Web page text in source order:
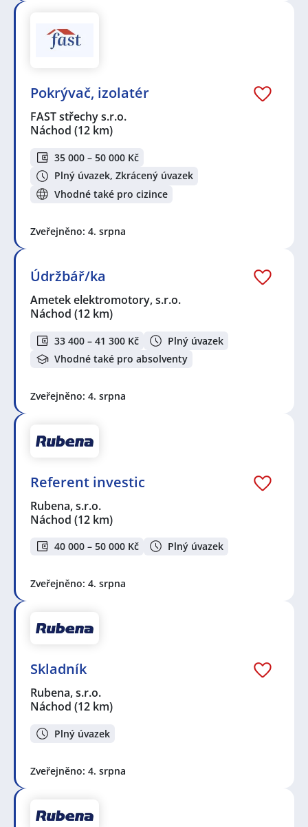
Pokrývač, izolatér
FAST střechy s.r.o.
Náchod (12 km)
35 000 – 50 000 Kč
Plný úvazek, Zkrácený úvazek
Vhodné také pro cizince
Zveřejněno: 4. srpna
Údržbář/ka
Ametek elektromotory, s.r.o.
Náchod (12 km)
33 400 – 41 300 Kč
Plný úvazek
Vhodné také pro absolventy
Zveřejněno: 4. srpna
Referent investic
Rubena, s.r.o.
Náchod (12 km)
40 000 – 50 000 Kč Plný úvazek
Zveřejněno: 4. srpna
Skladník
Rubena, s.r.o.
Náchod (12 km)
Plný úvazek
Zveřejněno: 4. srpna